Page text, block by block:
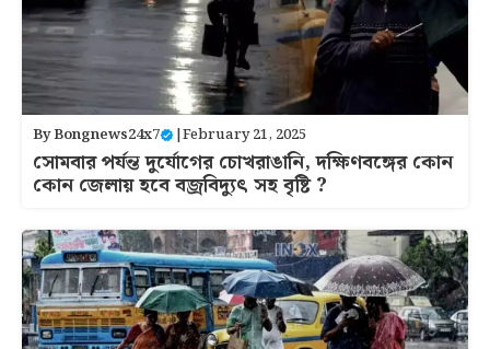
ByBongnews24x7 |February 21, 2025
সোমবার পর্যন্ত দুর্যোগের চোখরাঙানি, দক্ষিণবঙ্গের কোন
কোন জেলায় হবে বজ্রবিদ্যুৎ সহ বৃষ্টি ?